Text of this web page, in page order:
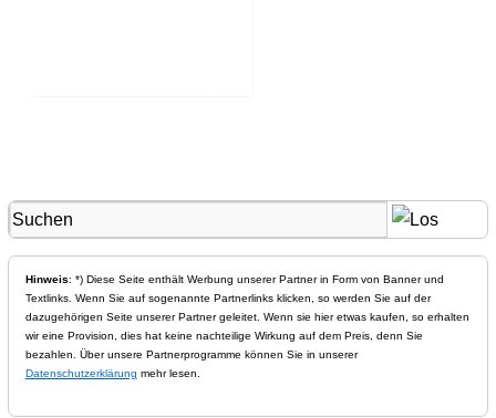
Hinweis: *) Diese Seite enthält Werbung unserer Partner in Form von Banner und
Textlinks. Wenn Sie auf sogenannte Partnerlinks klicken, so werden Sie auf der
dazugehörigen Seite unserer Partner geleitet. Wenn sie hier etwas kaufen, so erhalten
wir eine Provision, dies hat keine nachteilige Wirkung auf dem Preis, denn Sie
bezahlen. Über unsere Partnerprogramme können Sie in unserer
Datenschutzerklärung mehr lesen.